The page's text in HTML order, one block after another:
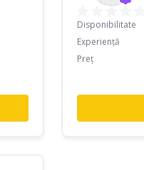
Disponibilitate
Experiență
Preț